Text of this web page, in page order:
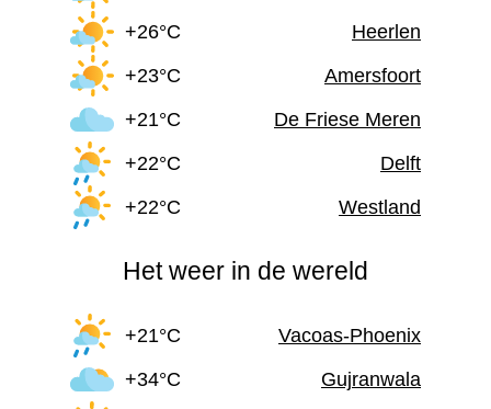
+26°C
Heerlen
+23°C
Amersfoort
+21°C
De Friese Meren
+22°C
Delft
+22°C
Westland
Het weer in de wereld
+21°C
Vacoas-Phoenix
+34°C
Gujranwala